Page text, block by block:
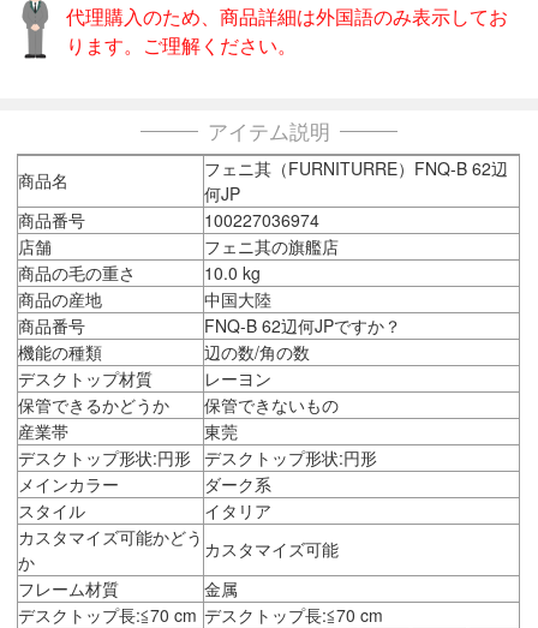
代理購入のため、商品詳細は外国語のみ表示してお
ります。ご理解ください。
アイテム説明
商品名
フェニ其（FURNITURRE）FNQ-B 62辺
何JP
商品番号
100227036974
店舗
フェニ其の旗艦店
商品の毛の重さ
10.0 kg
商品の産地
中国大陸
商品番号
FNQ-B 62辺何JPですか？
機能の種類
辺の数/角の数
デスクトップ材質
レーヨン
保管できるかどうか
保管できないもの
産業帯
東莞
デスクトップ形状:円形 デスクトップ形状:円形
メインカラー
ダーク系
スタイル
イタリア
カスタマイズ可能かどう
か
カスタマイズ可能
フレーム材質
金属
デスクトップ長:≦70 cm デスクトップ長:≦70 cm